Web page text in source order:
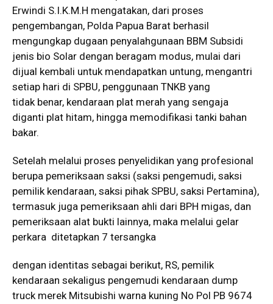
Erwindi S.I.K.M.H mengatakan, dari proses
pengembangan, Polda Papua Barat berhasil
mengungkap dugaan penyalahgunaan BBM Subsidi
jenis bio Solar dengan beragam modus, mulai dari
dijual kembali untuk mendapatkan untung, mengantri
setiap hari di SPBU, penggunaan TNKB yang
tidak benar, kendaraan plat merah yang sengaja
diganti plat hitam, hingga memodifikasi tanki bahan
bakar.
Setelah melalui proses penyelidikan yang profesional
berupa pemeriksaan saksi (saksi pengemudi, saksi
pemilik kendaraan, saksi pihak SPBU, saksi Pertamina),
termasuk juga pemeriksaan ahli dari BPH migas, dan
pemeriksaan alat bukti lainnya, maka melalui gelar
perkara ditetapkan 7 tersangka
dengan identitas sebagai berikut, RS, pemilik
kendaraan sekaligus pengemudi kendaraan dump
truck merek Mitsubishi warna kuning No Pol PB 9674